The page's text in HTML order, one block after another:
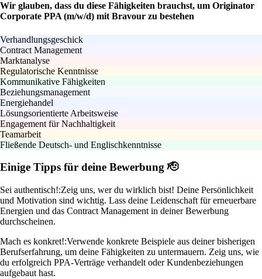
Wir glauben, dass du diese Fähigkeiten brauchst, um Originator
Corporate PPA (m/w/d) mit Bravour zu bestehen
Verhandlungsgeschick
Contract Management
Marktanalyse
Regulatorische Kenntnisse
Kommunikative Fähigkeiten
Beziehungsmanagement
Energiehandel
Lösungsorientierte Arbeitsweise
Engagement für Nachhaltigkeit
Teamarbeit
Fließende Deutsch- und Englischkenntnisse
Einige Tipps für deine Bewerbung 🫡
Sei authentisch!:Zeig uns, wer du wirklich bist! Deine Persönlichkeit
und Motivation sind wichtig. Lass deine Leidenschaft für erneuerbare
Energien und das Contract Management in deiner Bewerbung
durchscheinen.
Mach es konkret!:Verwende konkrete Beispiele aus deiner bisherigen
Berufserfahrung, um deine Fähigkeiten zu untermauern. Zeig uns, wie
du erfolgreich PPA-Verträge verhandelt oder Kundenbeziehungen
aufgebaut hast.